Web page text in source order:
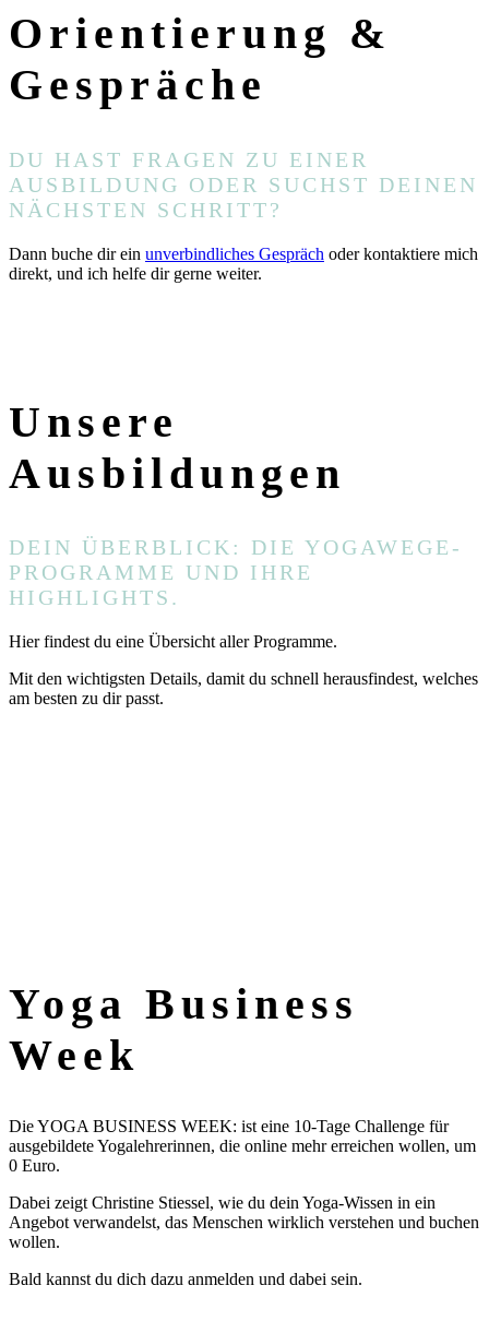
Orientierung &
Gespräche
DU HAST FRAGEN ZU EINER
AUSBILDUNG ODER SUCHST DEINEN
NÄCHSTEN SCHRITT?
Dann buche dir ein unverbindliches Gespräch oder kontaktiere mich
direkt, und ich helfe dir gerne weiter.
Unsere
Ausbildungen
DEIN ÜBERBLICK: DIE YOGAWEGE-
PROGRAMME UND IHRE
HIGHLIGHTS.
Hier findest du eine Übersicht aller Programme.
Mit den wichtigsten Details, damit du schnell herausfindest, welches
am besten zu dir passt.
Yoga Business
Week
Die YOGA BUSINESS WEEK: ist eine 10-Tage Challenge für
ausgebildete Yogalehrerinnen, die online mehr erreichen wollen, um
0 Euro.
Dabei zeigt Christine Stiessel, wie du dein Yoga-Wissen in ein
Angebot verwandelst, das Menschen wirklich verstehen und buchen
wollen.
Bald kannst du dich dazu anmelden und dabei sein.